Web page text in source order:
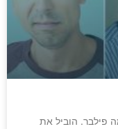
פילבר. הוביל את